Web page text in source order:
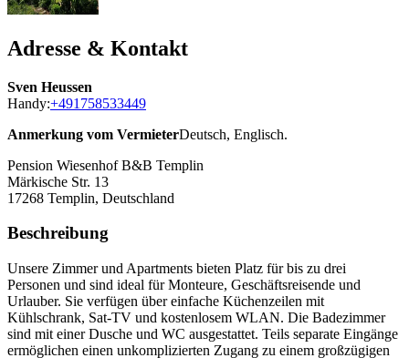
Adresse & Kontakt
Sven Heussen
Handy:+491758533449
Anmerkung vom VermieterDeutsch, Englisch.
Pension Wiesenhof B&B Templin
Märkische Str. 13
17268 Templin, Deutschland
Beschreibung
Unsere Zimmer und Apartments bieten Platz für bis zu drei
Personen und sind ideal für Monteure, Geschäftsreisende und
Urlauber. Sie verfügen über einfache Küchenzeilen mit
Kühlschrank, Sat-TV und kostenlosem WLAN. Die Badezimmer
sind mit einer Dusche und WC ausgestattet. Teils separate Eingänge
ermöglichen einen unkomplizierten Zugang zu einem großzügigen